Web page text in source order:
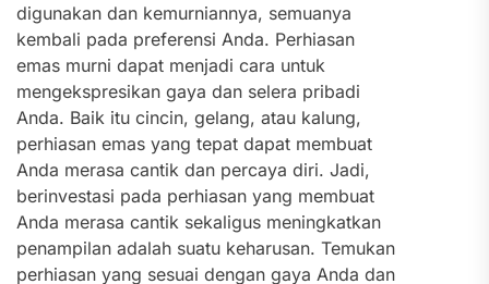
digunakan dan kemurniannya, semuanya
kembali pada preferensi Anda. Perhiasan
emas murni dapat menjadi cara untuk
mengekspresikan gaya dan selera pribadi
Anda. Baik itu cincin, gelang, atau kalung,
perhiasan emas yang tepat dapat membuat
Anda merasa cantik dan percaya diri. Jadi,
berinvestasi pada perhiasan yang membuat
Anda merasa cantik sekaligus meningkatkan
penampilan adalah suatu keharusan. Temukan
perhiasan yang sesuai dengan gaya Anda dan